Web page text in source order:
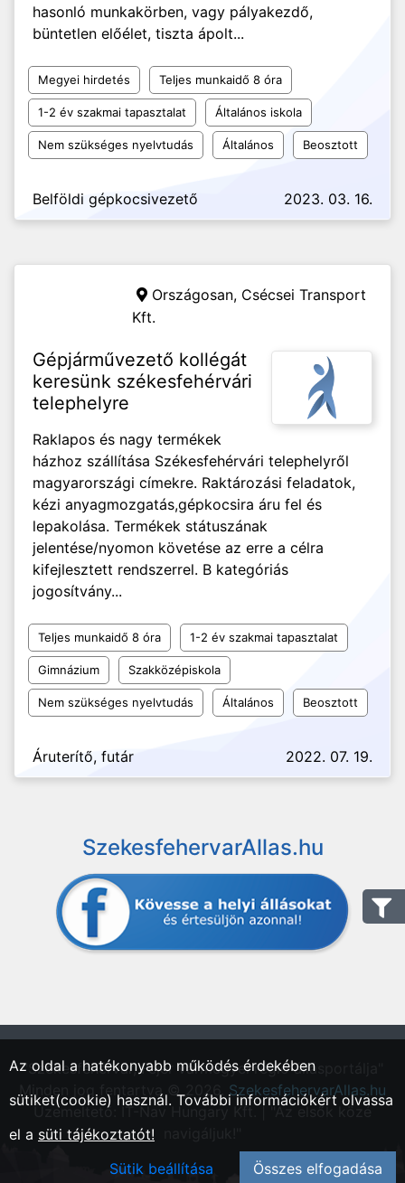
hasonló munkakörben, vagy pályakezdő,
büntetlen előélet, tiszta ápolt...
Megyei hirdetés Teljes munkaidő 8 óra
1-2 év szakmai tapasztalat Általános iskola
Nem szükséges nyelvtudás Általános Beosztott
Belföldi gépkocsivezető 2023. 03. 16.
Országosan, Csécsei Transport
Kft.
Gépjárművezető kollégát
keresünk székesfehérvári
telephelyre
Raklapos és nagy termékek
házhoz szállítása Székesfehérvári telephelyről
magyarországi címekre. Raktározási feladatok,
kézi anyagmozgatás,gépkocsira áru fel és
lepakolása. Termékek státuszának
jelentése/nyomon követése az erre a célra
kifejlesztett rendszerrel. B kategóriás
jogosítvány...
Teljes munkaidő 8 óra 1-2 év szakmai tapasztalat
Gimnázium Szakközépiskola
Nem szükséges nyelvtudás Általános Beosztott
Áruterítő, futár 2022. 07. 19.
SzekesfehervarAllas.hu
"Székesfehérvár, Fejér vármegyei régió állásportálja"
Minden jog fentartva © 2026. SzekesfehervarAllas.hu
Üzemeltető: IT-Nav Hungary Kft. | "Az elsők közé
Az oldal a hatékonyabb működés érdekében
sütiket(cookie) használ. További információkért olvassa
el a süti tájékoztatót!
Sütik beállítása
Összes elfogadása